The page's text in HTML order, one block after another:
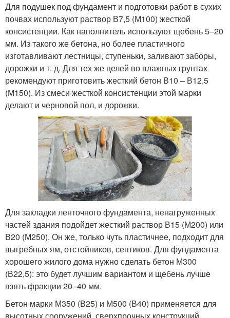
Для подушек под фундамент и подготовки работ в сухих
почвах используют раствор В7,5 (М100) жесткой
консистенции. Как наполнитель используют щебень 5–20
мм. Из такого же бетона, но более пластичного
изготавливают лестницы, ступеньки, заливают заборы,
дорожки и т. д. Для тех же целей во влажных грунтах
рекомендуют приготовить жесткий бетон В10 – В12,5
(М150). Из смеси жесткой консистенции этой марки
делают и черновой пол, и дорожки.
Для закладки ленточного фундамента, ненагруженных
частей здания подойдет жесткий раствор В15 (М200) или
В20 (М250). Он же, только чуть пластичнее, подходит для
выгребных ям, отстойников, септиков. Для фундамента
хорошего жилого дома нужно сделать бетон М300
(В22,5): это будет лучшим вариантом и щебень лучше
взять фракции 20–40 мм.
Бетон марки М350 (В25) и М500 (В40) применяется для